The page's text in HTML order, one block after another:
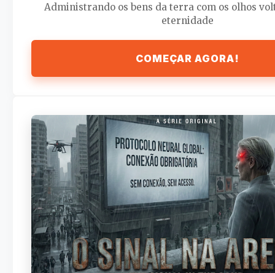
Administrando os bens da terra com os olhos
eternidade
COMEÇAR AGORA!